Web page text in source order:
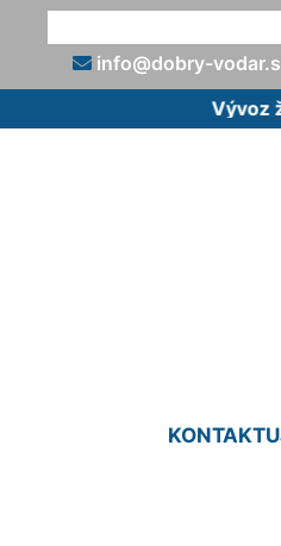
info@dobry-
Vývoz